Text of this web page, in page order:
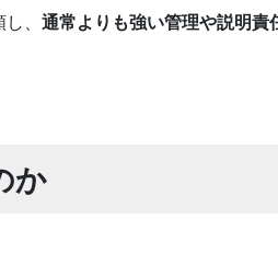
、 通常よりも強い管理や説明責
か